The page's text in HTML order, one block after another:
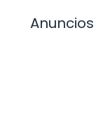
Anuncios